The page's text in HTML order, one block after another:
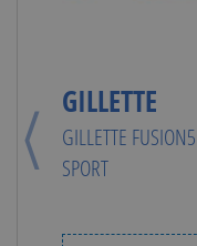
GILLETTE
GILLETTE
SPORT